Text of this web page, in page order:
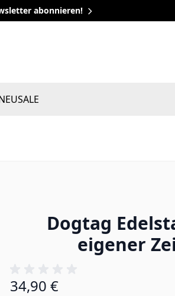
abonnieren!
SALE
Dogtag
eigener
34,90 €